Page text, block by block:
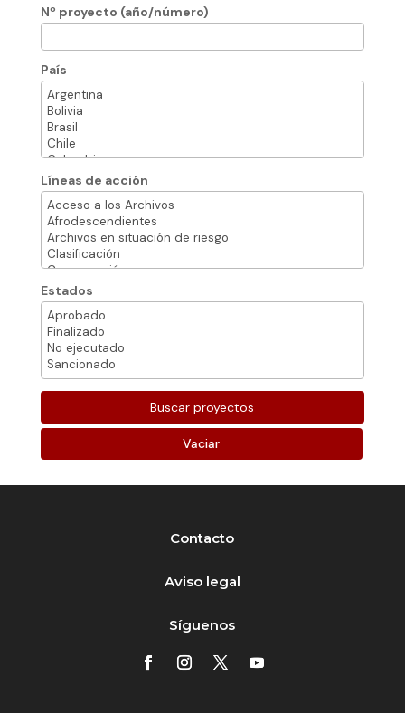
Nº proyecto (año/número)
País
Líneas de acción
Estados
Vaciar
Contacto
Aviso legal
Síguenos